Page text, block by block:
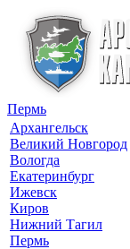
Пермь
Архангельск
Великий Новгород
Вологда
Екатеринбург
Ижевск
Киров
Нижний Тагил
Пермь